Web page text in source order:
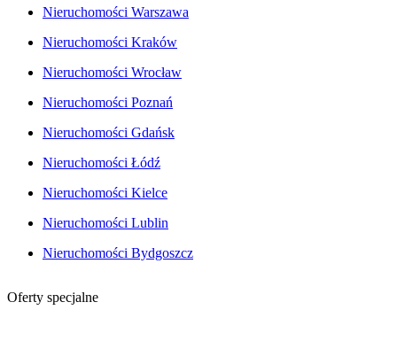
Nieruchomości Warszawa
Nieruchomości Kraków
Nieruchomości Wrocław
Nieruchomości Poznań
Nieruchomości Gdańsk
Nieruchomości Łódź
Nieruchomości Kielce
Nieruchomości Lublin
Nieruchomości Bydgoszcz
Oferty specjalne